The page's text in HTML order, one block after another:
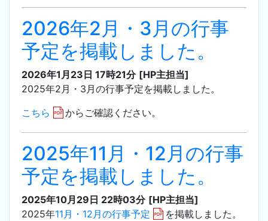
2026年2月・3月の行事
予定を掲載しました。
2026年1月23日 17時21分 [HP主担当]
2025年2月・3月の行事予定を掲載しました。
こちら
からご確認ください。
2025年11月・12月の行事
予定を掲載しました。
2025年10月29日 22時03分 [HP主担当]
2025年11月・12月の行事予定 を掲載しました。